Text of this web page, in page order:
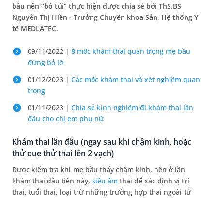
bầu nên “bỏ túi” thực hiện được chia sẻ bởi ThS.BS
Nguyễn Thị Hiền - Trưởng Chuyên khoa Sản, Hệ thống Y
tế MEDLATEC.
09/11/2022 | 8 mốc khám thai quan trọng mẹ bầu
đừng bỏ lỡ
01/12/2023 | Các mốc khám thai và xét nghiệm quan
trọng
01/11/2023 | Chia sẻ kinh nghiệm đi khám thai lần
đầu cho chị em phụ nữ
Khám thai lần đầu (ngay sau khi chậm kinh, hoặc
thử que thử thai lên 2 vạch)
Được kiểm tra khi mẹ bầu thấy chậm kinh, nên ở lần
khám thai đầu tiên này, siêu âm thai để xác định vị trí
thai, tuổi thai, loại trừ những trường hợp thai ngoài tử